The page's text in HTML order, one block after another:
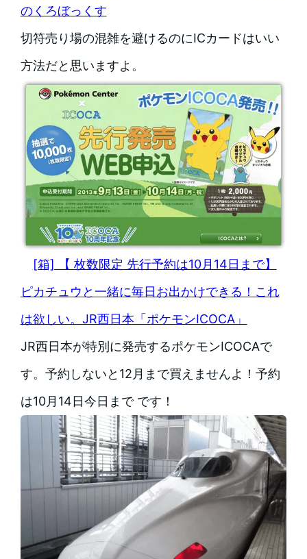
のくろぼっくす
切符売り場の混雑を避けるのにICカードはいい
方法だと思いますよ。
[箱] 【 枚数限定 先行予約は10月14日まで】
ピカチュウと一緒に毎日お出かけできる！これ
は欲しい。JR西日本「ポケモンICOCA」
JR西日本が特別に発売するポケモンICOCAで
す。予約しないと12月まで買えませんよ！予約
は10月14日今日まで です！